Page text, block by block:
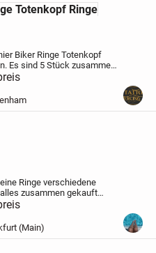
Totenkopf Ringe
Biker Ringe Totenkopf
Es sind 5 Stück zusammen.
10.
Versand und
Ringe verschiedene
zusammen gekauft
einzeln pro stück 3 euro bei
melden
(Main)